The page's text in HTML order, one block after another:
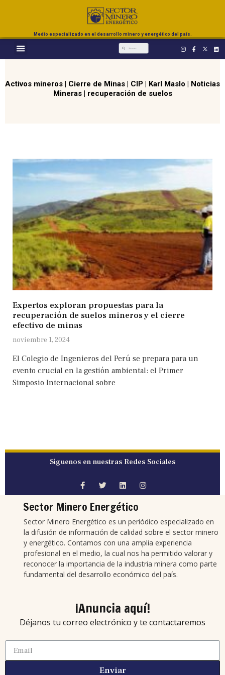
Medio especializado en el desarrollo minero y energético del país.
Activos mineros | Cierre de Minas | CIP | Karl Maslo | Noticias
Mineras| recuperación de suelos
Expertos exploran propuestas para la
recuperación de suelos mineros y el cierre
efectivo de minas
noviembre 1, 2024
El Colegio de Ingenieros del Perú se prepara para un
evento crucial en la gestión ambiental: el Primer
Simposio Internacional sobre
Síguenos en nuestras Redes Sociales
Sector Minero Energético
Sector Minero Energético es un periódico especializado en
la difusión de información de calidad sobre el sector minero
y energético. Contamos con una amplia experiencia
profesional en el medio, la cual nos ha permitido valorar y
reconocer la importancia de la industria minera como parte
fundamental del desarrollo económico del país.
¡Anuncia aquí!
Déjanos tu correo electrónico y te contactaremos
Enviar